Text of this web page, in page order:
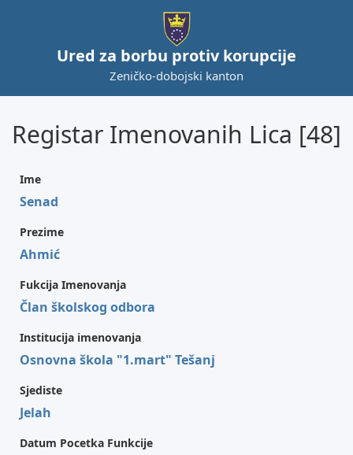
Ured za borbu protiv korupcije
Zeničko-dobojski kanton
Registar Imenovanih Lica [48]
Ime
Senad
Prezime
Ahmić
Fukcija Imenovanja
Član školskog odbora
Institucija imenovanja
Osnovna škola "1.mart" Tešanj
Sjediste
Jelah
Datum Pocetka Funkcije